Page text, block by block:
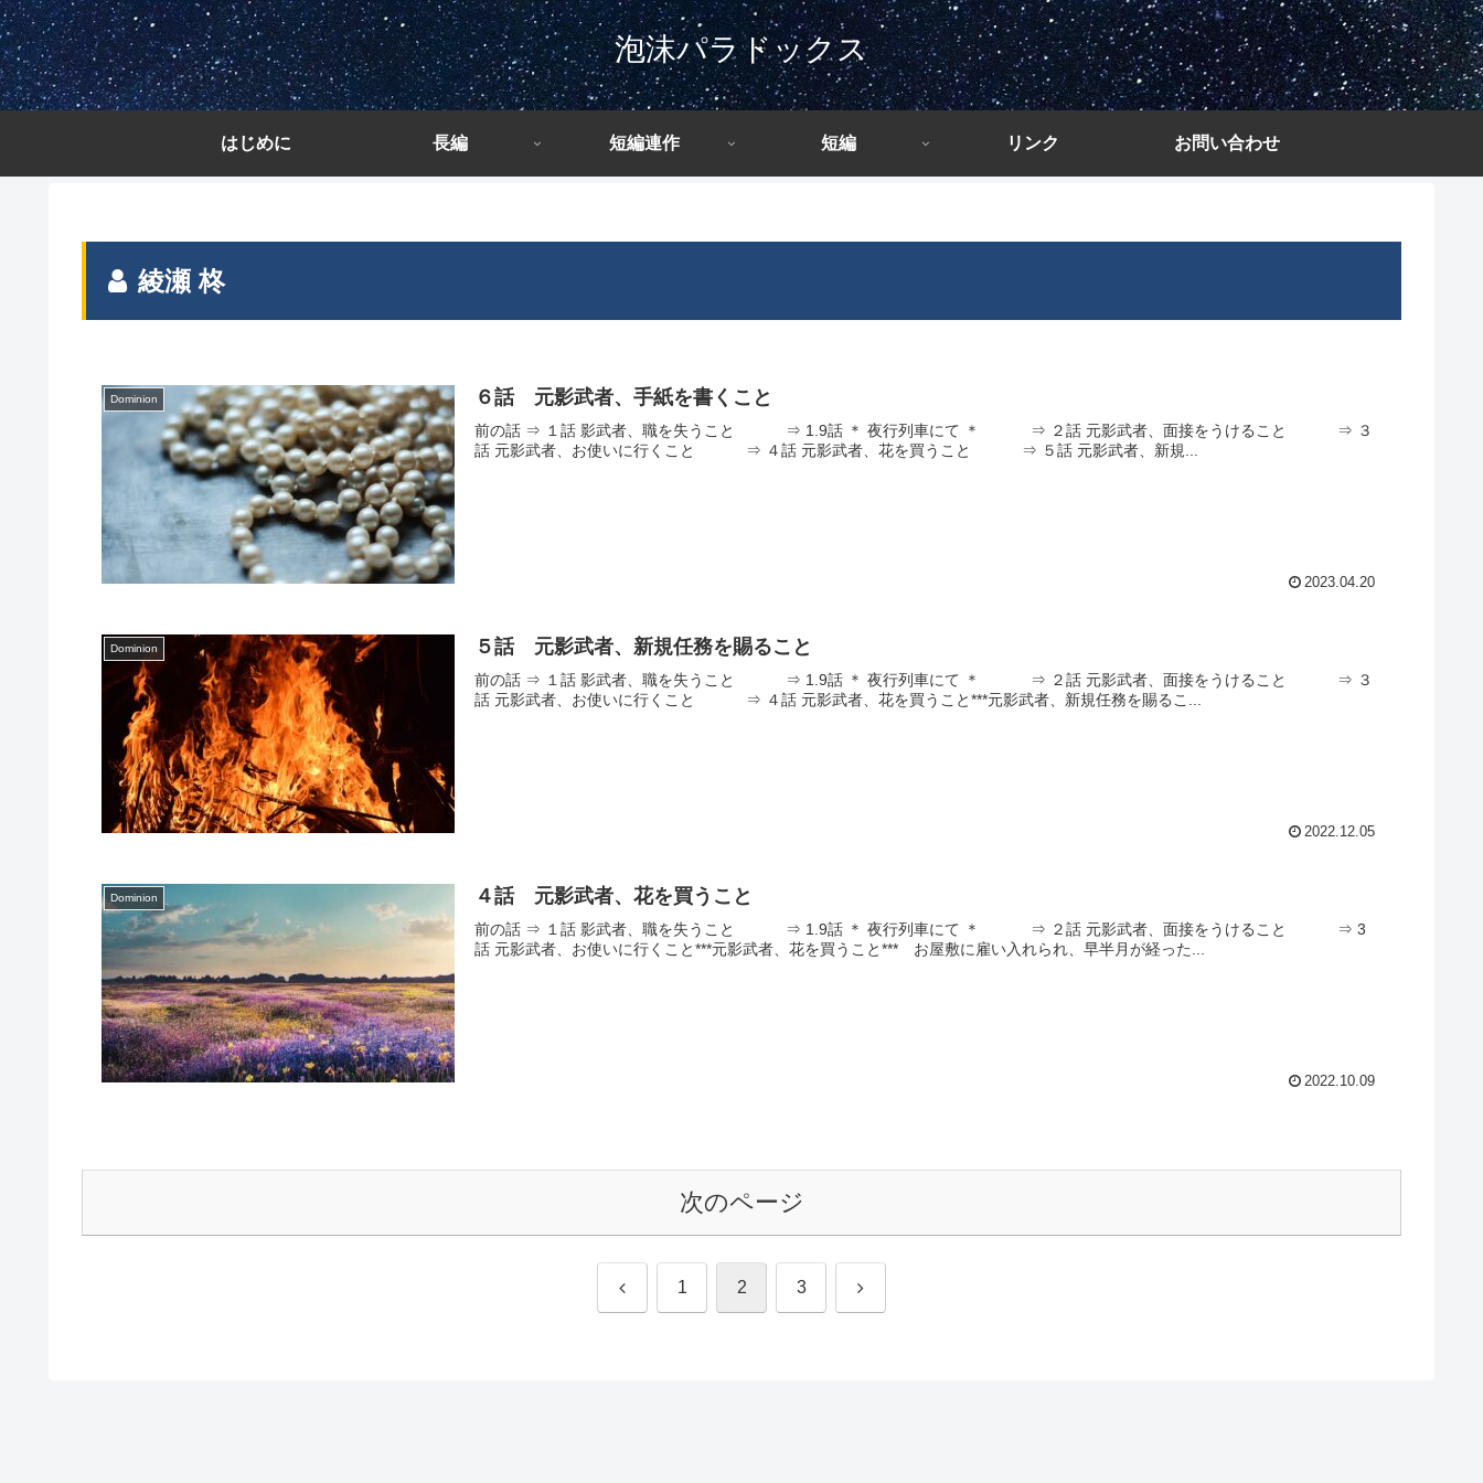
泡沫パラドックス
はじめに 長編 短編連作 短編 リンク お問い合わせ
綾瀬 柊
Dominion ６話 元影武者、手紙を書くこと
前の話 ⇒ １話 影武者、職を失うこと ⇒ 1.9話 ＊ 夜行列車にて ＊ ⇒ ２話 元影武者、面接をうけること ⇒ ３
話 元影武者、お使いに行くこと ⇒ ４話 元影武者、花を買うこと ⇒ ５話 元影武者、新規...
2023.04.20
Dominion ５話 元影武者、新規任務を賜ること
前の話 ⇒ １話 影武者、職を失うこと ⇒ 1.9話 ＊ 夜行列車にて ＊ ⇒ ２話 元影武者、面接をうけること ⇒ ３
話 元影武者、お使いに行くこと ⇒ ４話 元影武者、花を買うこと***元影武者、新規任務を賜るこ...
2022.12.05
Dominion ４話 元影武者、花を買うこと
前の話 ⇒ １話 影武者、職を失うこと ⇒ 1.9話 ＊ 夜行列車にて ＊ ⇒ ２話 元影武者、面接をうけること ⇒ 3
話 元影武者、お使いに行くこと***元影武者、花を買うこと*** お屋敷に雇い入れられ、早半月が経った...
2022.10.09
次のページ
前 1 2 3 次